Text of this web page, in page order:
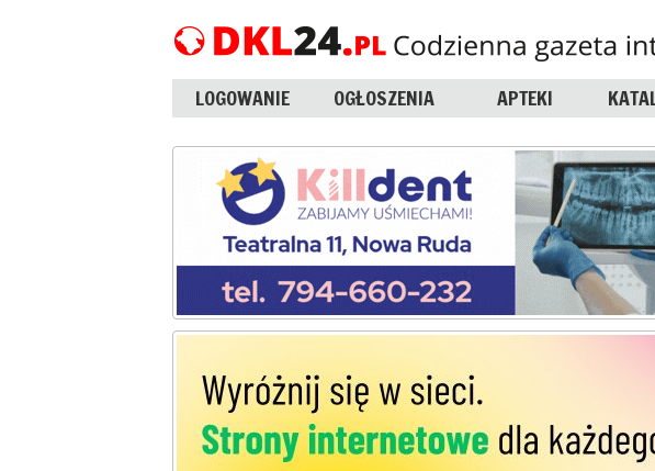
LOGOWANIE OGŁOSZENIA APTEKI